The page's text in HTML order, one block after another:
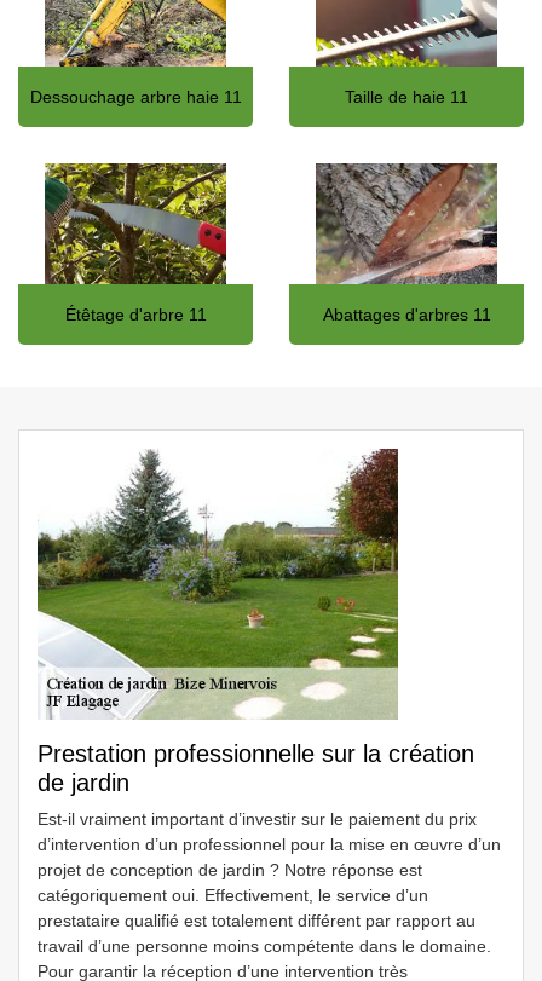
Dessouchage arbre haie 11 Taille de haie 11
Étêtage d'arbre 11 Abattages d'arbres 11
Prestation professionnelle sur la création
de jardin
Est-il vraiment important d’investir sur le paiement du prix
d’intervention d’un professionnel pour la mise en œuvre d’un
projet de conception de jardin ? Notre réponse est
catégoriquement oui. Effectivement, le service d’un
prestataire qualifié est totalement différent par rapport au
travail d’une personne moins compétente dans le domaine.
Pour garantir la réception d’une intervention très